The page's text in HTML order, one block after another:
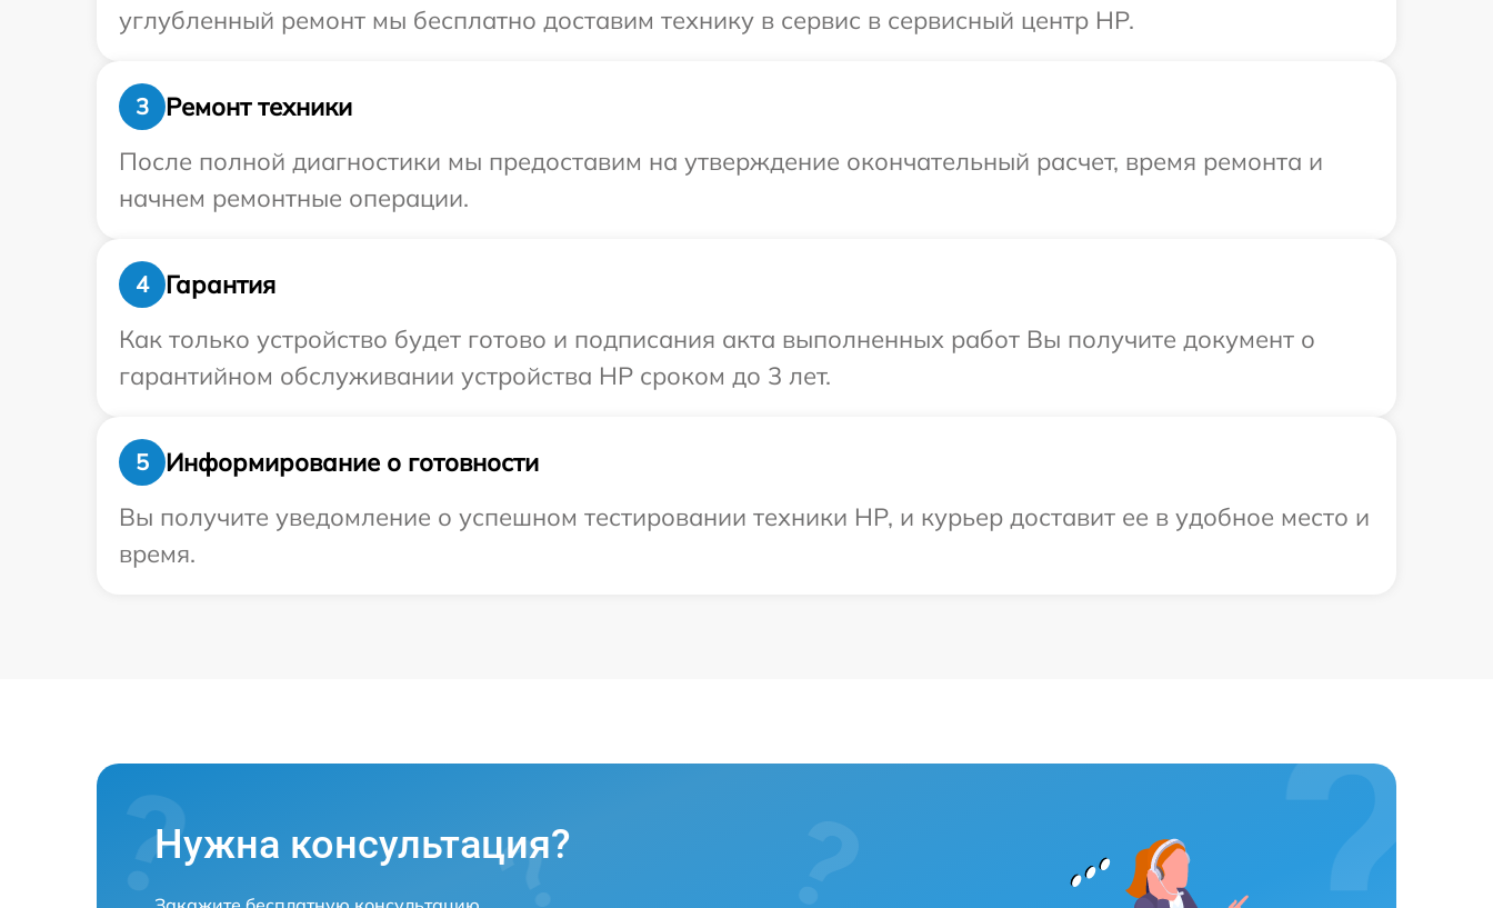
углубленный ремонт мы бесплатно доставим технику в сервис в сервисный центр HP.
3
Ремонт техники
После полной диагностики мы предоставим на утверждение окончательный расчет, время ремонта и
начнем ремонтные операции.
4
Гарантия
Как только устройство будет готово и подписания акта выполненных работ Вы получите документ о
гарантийном обслуживании устройства HP сроком до 3 лет.
5
Информирование о готовности
Вы получите уведомление о успешном тестировании техники HP, и курьер доставит ее в удобное место и
время.
Нужна консультация?